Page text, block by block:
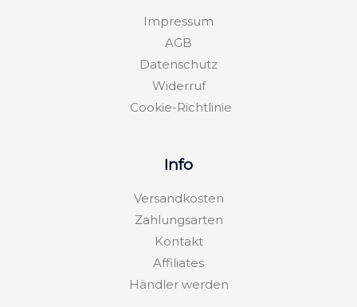
f
Impressum
AGB
Datenschutz
Widerruf
Cookie-Richtlinie
Info
Versandkosten
Zahlungsarten
Kontakt
Affiliates
Händler werden